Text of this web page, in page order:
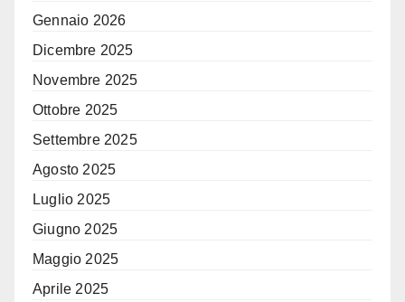
Gennaio 2026
Dicembre 2025
Novembre 2025
Ottobre 2025
Settembre 2025
Agosto 2025
Luglio 2025
Giugno 2025
Maggio 2025
Aprile 2025